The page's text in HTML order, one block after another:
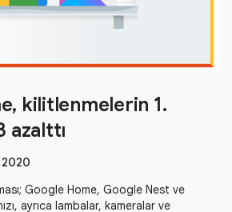
kilitlenmelerin 1.
azalttı
2020
Google Home, Google Nest ve
ayrıca lambalar, kameralar ve